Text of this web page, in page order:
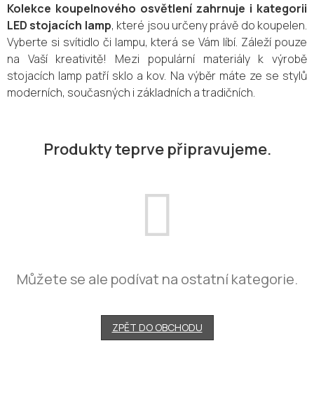
Kolekce koupelnového osvětlení zahrnuje i kategorii
LED stojacích lamp, které jsou určeny právě do koupelen.
Vyberte si svítidlo či lampu, která se Vám líbí. Záleží pouze
na Vaší kreativitě! Mezi populární materiály k výrobě
stojacích lamp patří sklo a kov. Na výběr máte ze se stylů
moderních, současných i základních a tradičních.
Produkty teprve připravujeme.
Můžete se ale podívat na ostatní kategorie.
ZPĚT DO OBCHODU